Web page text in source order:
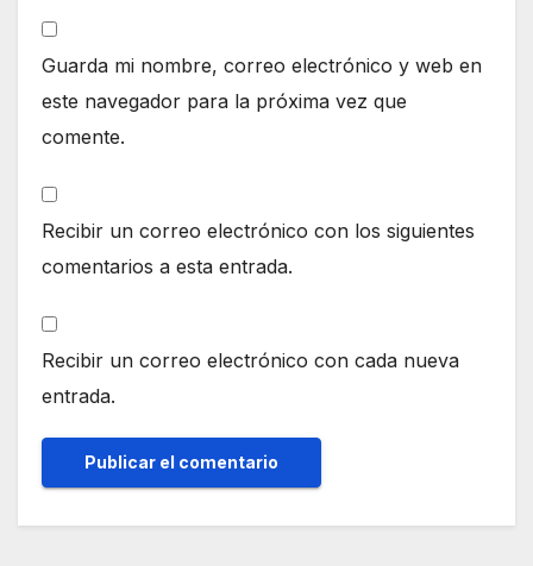
Guarda mi nombre, correo electrónico y web en
este navegador para la próxima vez que
comente.
Recibir un correo electrónico con los siguientes
comentarios a esta entrada.
Recibir un correo electrónico con cada nueva
entrada.